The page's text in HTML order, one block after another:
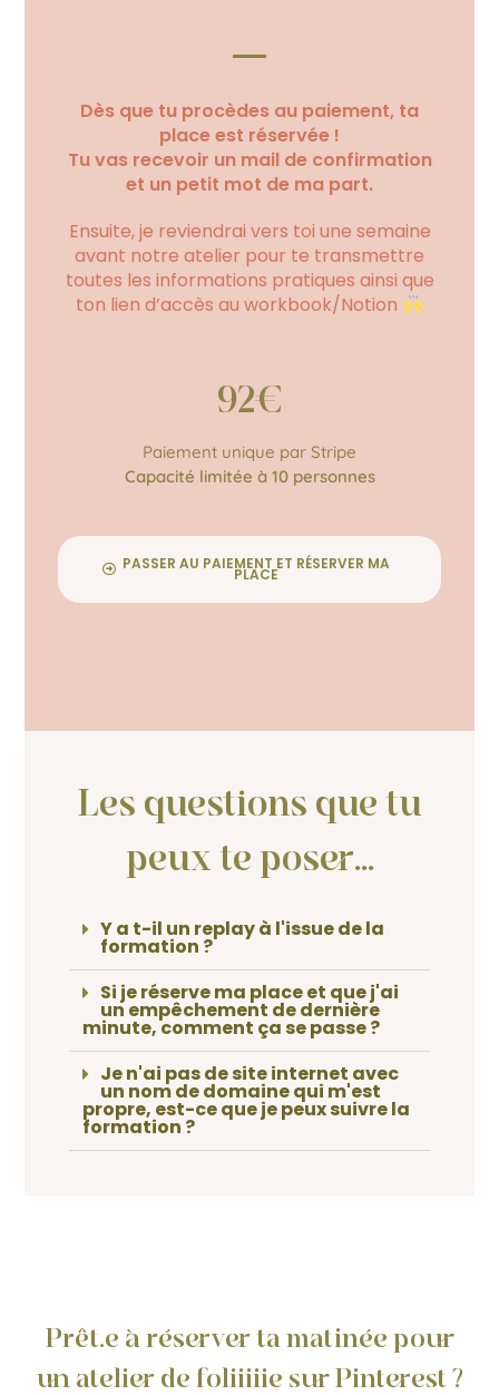
Dès que tu procèdes au paiement, ta
place est réservée !
Tu vas recevoir un mail de confirmation
et un petit mot de ma part.
Ensuite, je reviendrai vers toi une semaine
avant notre atelier pour te transmettre
toutes les informations pratiques ainsi que
ton lien d’accès au workbook/Notion
92€
Paiement unique par Stripe
Capacité limitée à 10 personnes
PASSER AU PAIEMENT ET RÉSERVER MA
PLACE
Les questions que tu
peux te poser...
Y a t-il un replay à l'issue de la
formation ?
Si je réserve ma place et que j'ai
un empêchement de dernière
minute, comment ça se passe ?
Je n'ai pas de site internet avec
un nom de domaine qui m'est
propre, est-ce que je peux suivre la
formation ?
Prêt.e à réserver ta matinée pour
un atelier de foliiiiie sur Pinterest ?